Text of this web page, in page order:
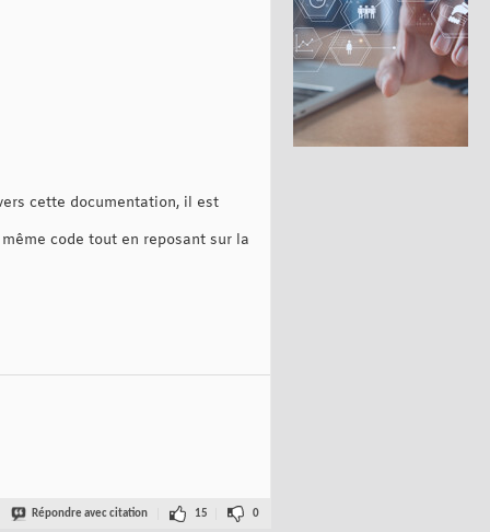
cette documentation, il est
code tout en reposant sur la
Répondre avec citation 15 0